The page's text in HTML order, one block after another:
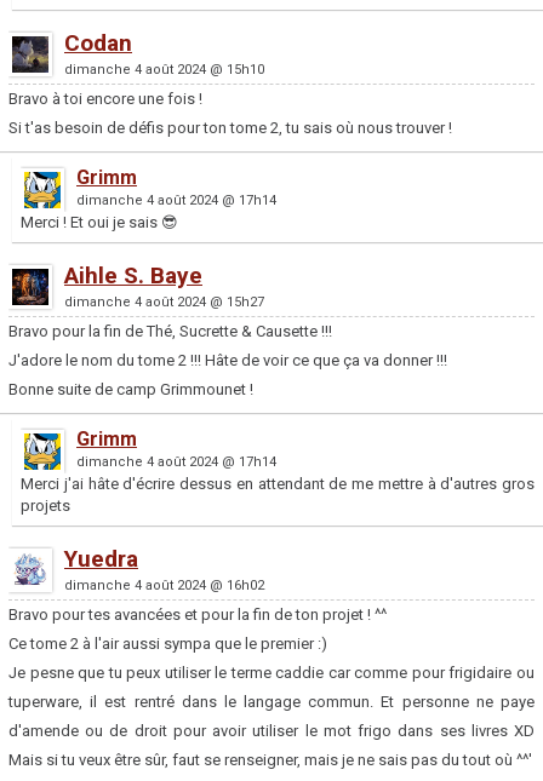
Codan
dimanche 4 août 2024 @ 15h10
Bravo à toi encore une fois !
Si t'as besoin de défis pour ton tome 2, tu sais où nous trouver !
Grimm
dimanche 4 août 2024 @ 17h14
Merci ! Et oui je sais 😎
Aihle S. Baye
dimanche 4 août 2024 @ 15h27
Bravo pour la fin de Thé, Sucrette & Causette !!!
J'adore le nom du tome 2 !!! Hâte de voir ce que ça va donner !!!
Bonne suite de camp Grimmounet !
Grimm
dimanche 4 août 2024 @ 17h14
Merci j'ai hâte d'écrire dessus en attendant de me mettre à d'autres gros
projets
Yuedra
dimanche 4 août 2024 @ 16h02
Bravo pour tes avancées et pour la fin de ton projet ! ^^
Ce tome 2 à l'air aussi sympa que le premier :)
Je pesne que tu peux utiliser le terme caddie car comme pour frigidaire ou
tuperware, il est rentré dans le langage commun. Et personne ne paye
d'amende ou de droit pour avoir utiliser le mot frigo dans ses livres XD
Mais si tu veux être sûr, faut se renseigner, mais je ne sais pas du tout où ^^'